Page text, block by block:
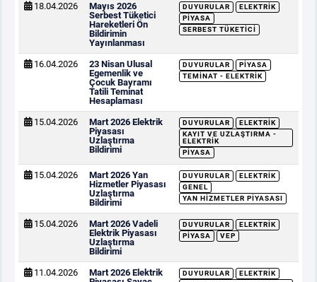
18.04.2026
Mayıs 2026
Serbest Tüketici
Hareketleri Ön
Bildirimin
Yayınlanması
DUYURULAR
ELEKTRIK
PIYASA
SERBEST TÜKETICI
16.04.2026
23 Nisan Ulusal
Egemenlik ve
Çocuk Bayramı
Tatili Teminat
Hesaplaması
DUYURULAR
PIYASA
TEMINAT - ELEKTRIK
15.04.2026
Mart 2026 Elektrik
Piyasası
Uzlaştırma
Bildirimi
DUYURULAR
ELEKTRIK
KAYIT VE UZLAŞTIRMA -
ELEKTRIK
PIYASA
15.04.2026
Mart 2026 Yan
Hizmetler Piyasası
Uzlaştırma
Bildirimi
DUYURULAR
ELEKTRIK
GENEL
YAN HIZMETLER PIYASASI
15.04.2026
Mart 2026 Vadeli
Elektrik Piyasası
Uzlaştırma
Bildirimi
DUYURULAR
ELEKTRIK
PIYASA
VEP
11.04.2026
Mart 2026 Elektrik
DUYURULAR
ELEKTRIK